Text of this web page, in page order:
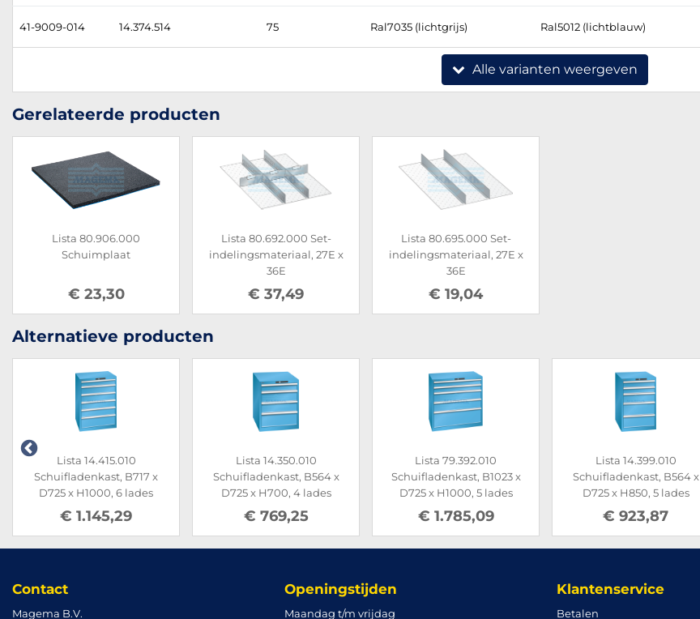
41-9009-014 14.374.514 75 Ral7035 (lichtgrijs) Ral5012 (lichtblauw)
Alle varianten weergeven
Gerelateerde producten
Lista 80.906.000
Schuimplaat
€ 23,30
Lista 80.692.000 Set-
indelingsmateriaal, 27E x
36E
€ 37,49
Lista 80.695.000 Set-
indelingsmateriaal, 27E x
36E
€ 19,04
Alternatieve producten
Lista 14.415.010
Schuifladenkast, B717 x
D725 x H1000, 6 lades
€ 1.145,29
Lista 14.350.010
Schuifladenkast, B564 x
D725 x H700, 4 lades
€ 769,25
Lista 79.392.010
Schuifladenkast, B1023 x
D725 x H1000, 5 lades
€ 1.785,09
Lista 14.399.010
Schuifladenkast, B564 x
D725 x H850, 5 lades
€ 923,87
Contact
Magema B.V.
Openingstijden
Maandag t/m vrijdag
Klantenservice
Betalen